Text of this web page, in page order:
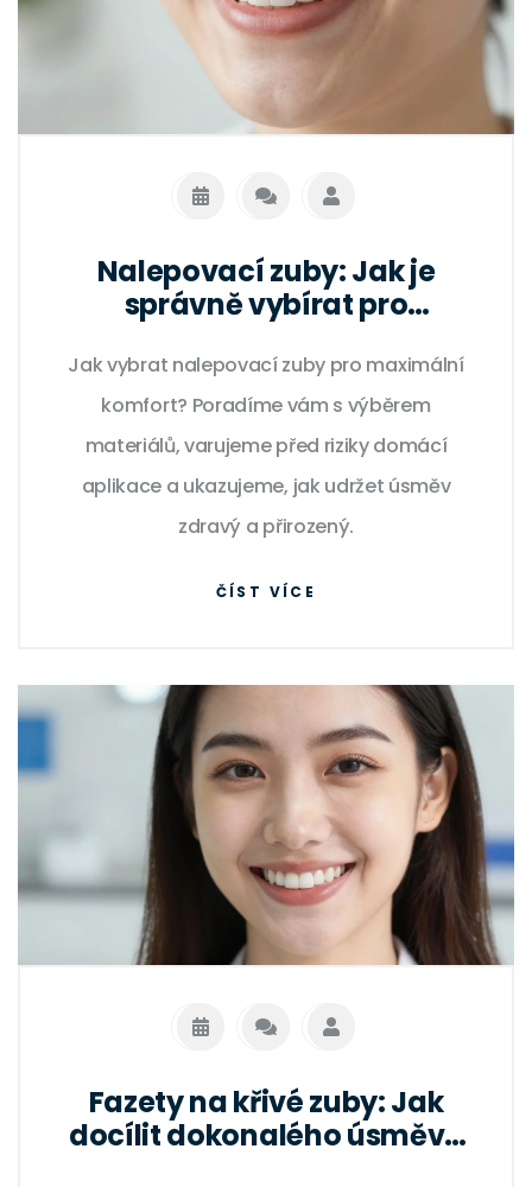
Nalepovací zuby: Jak je
správně vybírat pro
životnost
Jak vybrat nalepovací zuby pro maximální
komfort? Poradíme vám s výběrem
materiálů, varujeme před riziky domácí
aplikace a ukazujeme, jak udržet úsměv
zdravý a přirozený.
ČÍST VÍCE
Fazety na křivé zuby: Jak
docílit dokonalého úsměvu